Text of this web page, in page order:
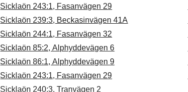
Sicklaön 243:1, Fasanvägen 29
Sicklaön 239:3, Beckasinvägen 41A
Sicklaön 244:1, Fasanvägen 32
Sicklaön 85:2, Alphyddevägen 6
Sicklaön 86:1, Alphyddevägen 9
Sicklaön 243:1, Fasanvägen 29
Sicklaön 240:3, Tranvägen 2